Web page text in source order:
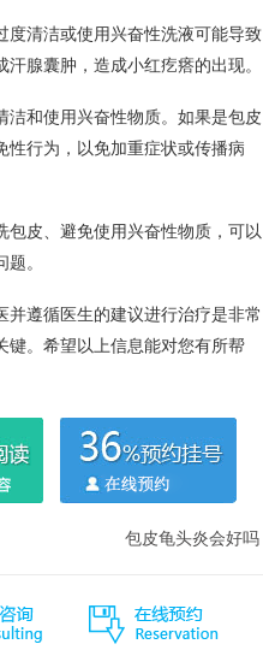
度清洁或使用兴奋性洗液可能导致
腺囊肿，造成小红疙瘩的出现。
洁和使用兴奋性物质。如果是包皮
性行为，以免加重症状或传播病
包皮、避免使用兴奋性物质，可以
。
遵循医生的建议进行治疗是非常
键。希望以上信息能对您有所帮
包皮龟头炎会好吗